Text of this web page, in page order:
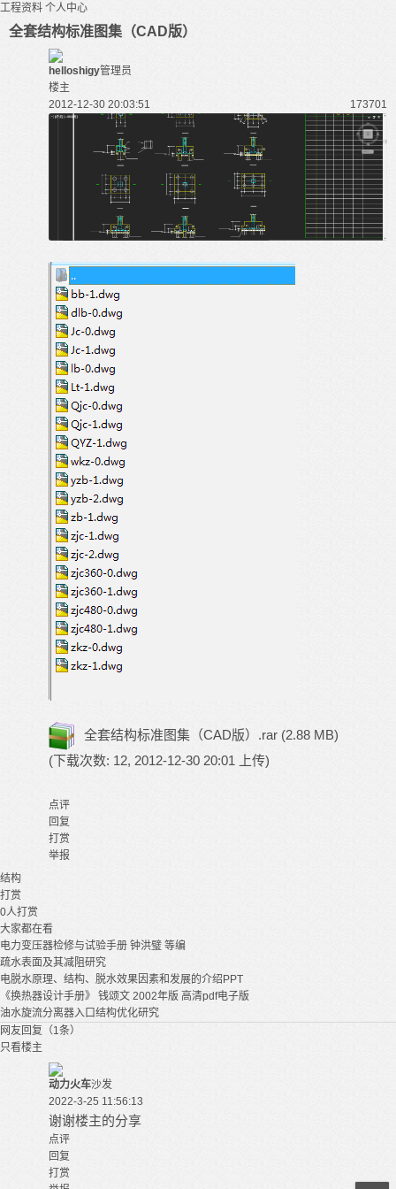
工程资料 个人中心
全套结构标准图集（CAD版）
helloshigy管理员
楼主
2012-12-30 20:03:51
173701
全套结构标准图集（CAD版）.rar (2.88 MB)
(下载次数: 12, 2012-12-30 20:01 上传)
点评
回复
打赏
举报
结构
打赏
0人打赏
大家都在看
电力变压器检修与试验手册 钟洪璧 等编
疏水表面及其减阻研究
电脱水原理、结构、脱水效果因素和发展的介绍PPT
《换热器设计手册》 钱颂文 2002年版 高清pdf电子版
油水旋流分离器入口结构优化研究
网友回复（1条）
只看楼主
动力火车沙发
2022-3-25 11:56:13
谢谢楼主的分享
点评
回复
打赏